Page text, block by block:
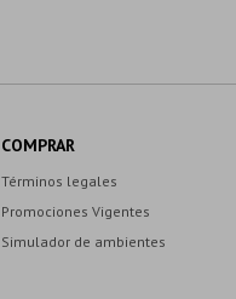
COMPRAR
Términos legales
Promociones Vigentes
Simulador de ambientes